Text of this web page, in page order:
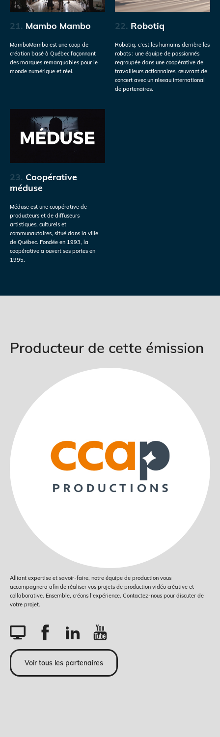
21. Mambo Mambo
MamboMambo est une coop de
création basé à Québec façonnant
des marques remarquables pour le
monde numérique et réel.
22. Robotiq
Robotiq, c’est les humains derrière les
robots : une équipe de passionnés
regroupée dans une coopérative de
travailleurs actionnaires, œuvrant de
concert avec un réseau international
de partenaires.
23. Coopérative
méduse
Méduse est une coopérative de
producteurs et de diffuseurs
artistiques, culturels et
communautaires, situé dans la ville
de Québec. Fondée en 1993, la
coopérative a ouvert ses portes en
1995.
Producteur de cette émission
Alliant expertise et savoir-faire, notre équipe de production vous
accompagnera afin de réaliser vos projets de production vidéo créative et
collaborative. Ensemble, créons l’expérience. Contactez-nous pour discuter de
votre projet.
Voir tous les partenaires